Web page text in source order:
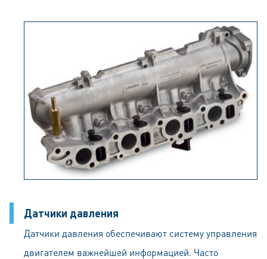
Датчики давления
Датчики давления обеспечивают систему управления
двигателем важнейшей информацией. Часто